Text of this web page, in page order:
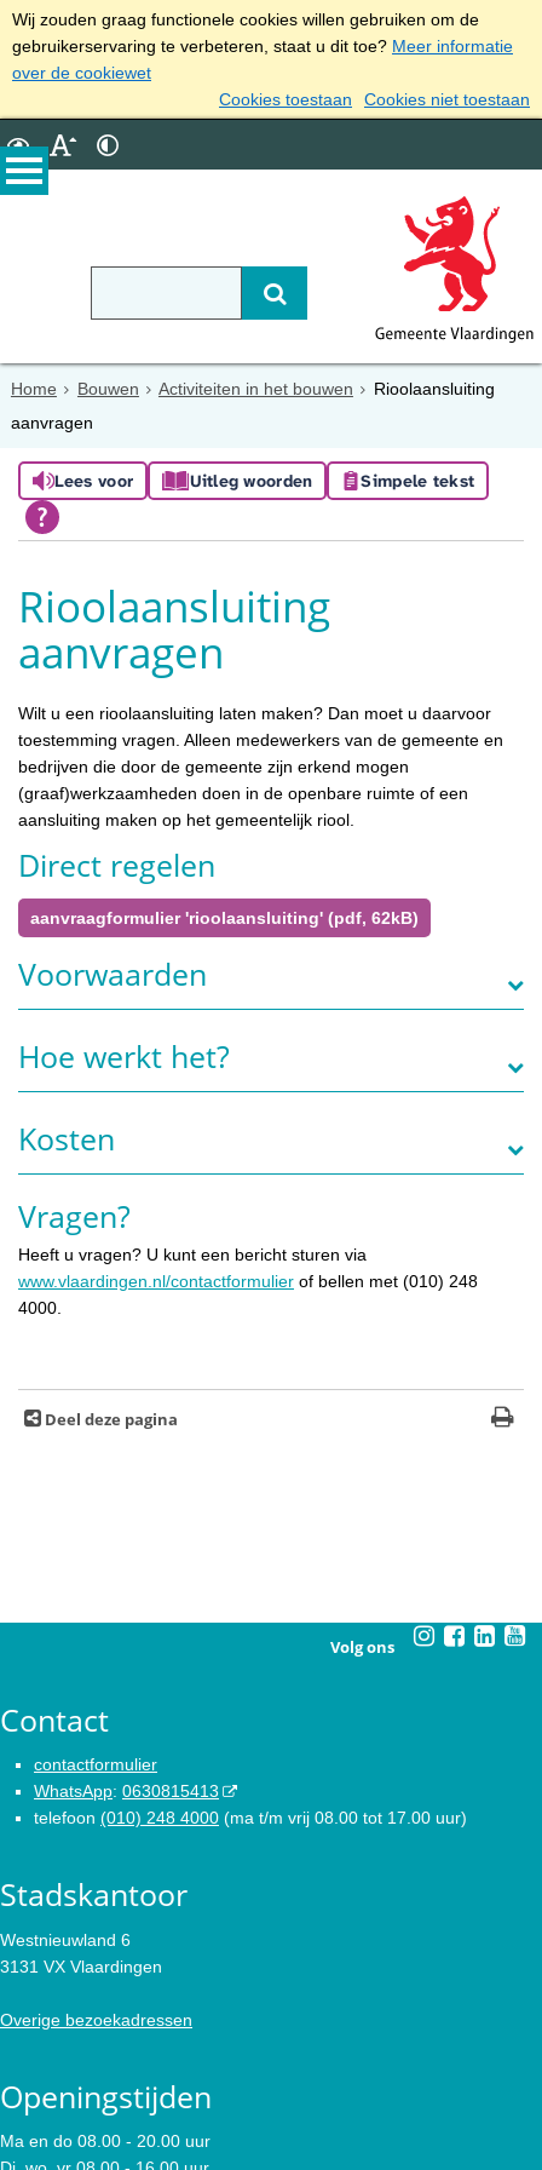
Wij zouden graag functionele cookies willen gebruiken om de
gebruikerservaring te verbeteren, staat u dit toe? Meer informatie
over de cookiewet
Cookies toestaan
Cookies niet toestaan
Home Bouwen Activiteiten in het bouwen
Rioolaansluiting
aanvragen
Lees voor Uitleg woorden Simpele tekst
Rioolaansluiting
aanvragen
Wilt u een rioolaansluiting laten maken? Dan moet u daarvoor
toestemming vragen. Alleen medewerkers van de gemeente en
bedrijven die door de gemeente zijn erkend mogen
(graaf)werkzaamheden doen in de openbare ruimte of een
aansluiting maken op het gemeentelijk riool.
Direct regelen
aanvraagformulier 'rioolaansluiting' (pdf, 62kB)
Voorwaarden
Hoe werkt het?
Kosten
Vragen?
Heeft u vragen? U kunt een bericht sturen via
www.vlaardingen.nl/contactformulier of bellen met (010) 248
4000.
Deel deze pagina
Volg ons
Contact
contactformulier
WhatsApp: 0630815413
telefoon (010) 248 4000 (ma t/m vrij 08.00 tot 17.00 uur)
Stadskantoor
Westnieuwland 6
3131 VX Vlaardingen
Overige bezoekadressen
Openingstijden
Ma en do 08.00 - 20.00 uur